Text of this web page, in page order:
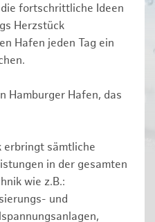
fortschrittliche Ideen
Herzstück
Hafen jeden Tag ein
Hamburger Hafen, das
erbringt sämtliche
in der gesamten
wie z.B.:
und